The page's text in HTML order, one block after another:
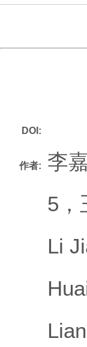
DOI:
作者:
李
5，
Li